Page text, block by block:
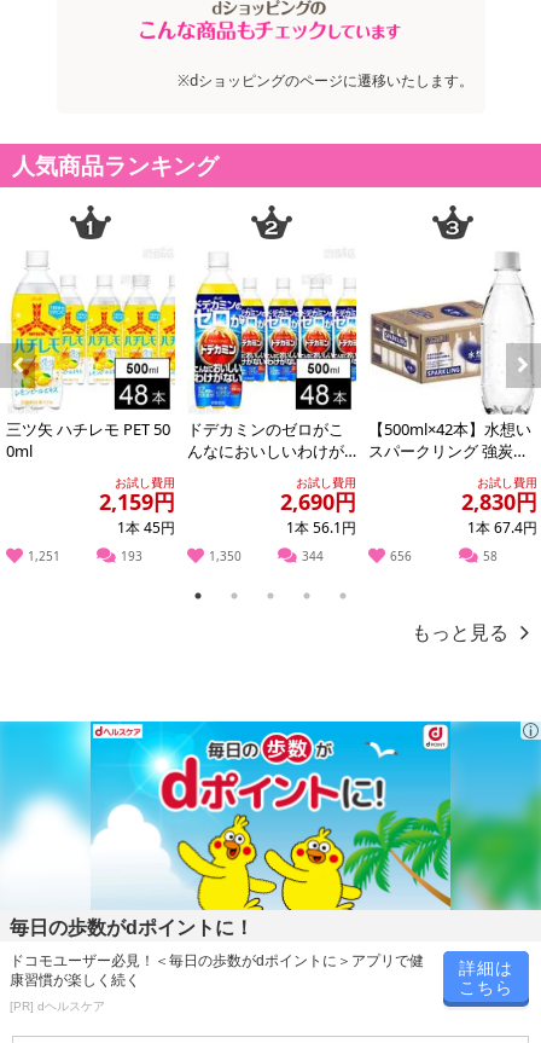
金はいたしかねます。
不在票にてご対応ください。
※発送予定日は前後する場合がございます。また商品によって発送
※dショッピングサンプル百貨店よりお届けする商品は、ご利用いた
だいた後のご感想をいただくことを目的としており、転売等は固く
禁じます。
転売等、目的以外での利用が確認された場合は、サービス利用を停
止させていただきます。
【配送伝票番号について】
※こちらの商品については商品の発送完了後、
配送伝票番号がマイページに表示されない場合もございます。予
めご了承ください。
発送日カレンダー
休業日
その他共通および商品カテゴリー別注意事項（※必ずご確認くだ
こちらの情報は 2026-07-09 14:08:36.0 での情報となります。
※dショッピングのページに遷移いたします。
人気商品ランキング
Previous
三ツ矢 ハチレモ PET 50
0ml
お試し費用
2,159円
1本 45円
1,251 193
ドデカミンのゼロがこ
んなにおいしいわけが
お試し費用
2,690円
1本 56.1円
1,350 344
【500ml×42本】水想い
スパークリング 強炭酸
水 500ml ラベルレスお試し費用
2,830円
1本 67.4円
656 58
Next
1 2 3 4 5
もっと見る
毎日の歩数がdポイントに！
ドコモユーザー必見！＜毎日の歩数がdポイントに＞アプリで健
康習慣が楽しく続く
[PR] dヘルスケア
詳細は
こちら